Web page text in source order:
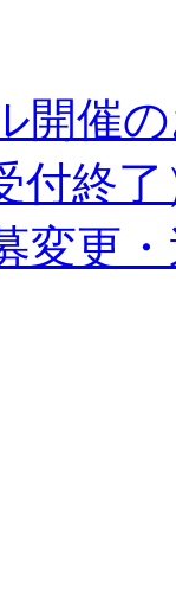
開催
付終了
変更